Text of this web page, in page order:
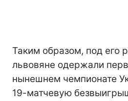
Таким образом, под его
львовяне одержали
нынешнем чемпионате
19-матчевую